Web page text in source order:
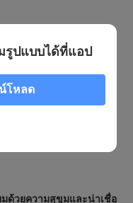
ดูฉันใส่ถุงเท้าเหรอ?
นสดชื่นแบบนี้ไหม～
มด้วยความสุขุมและน่าเชื่อ
รูปแบบได้ที่แอป
โหลด